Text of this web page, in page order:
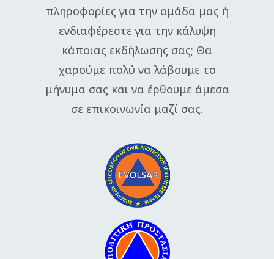
πληροφορίες για την ομάδα μας ή
ενδιαφέρεστε για την κάλυψη
κάποιας εκδήλωσης σας; Θα
χαρούμε πολύ να λάβουμε το
μήνυμα σας και να έρθουμε άμεσα
σε επικοινωνία μαζί σας.